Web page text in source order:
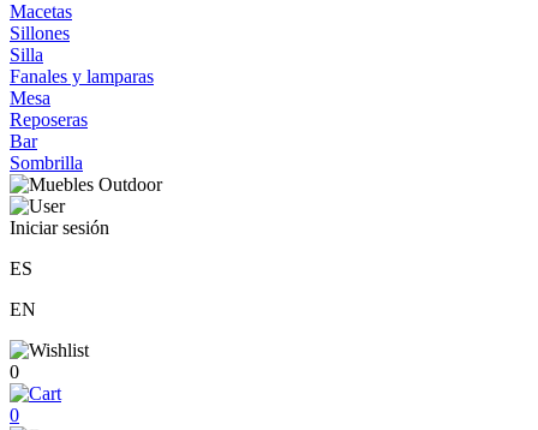
Macetas
Sillones
Silla
Fanales y lamparas
Mesa
Reposeras
Bar
Sombrilla
Iniciar sesión
ES
EN
0
0